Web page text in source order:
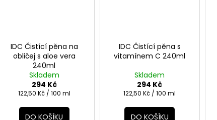
IDC Čistící pěna na
obličej s aloe vera
240ml
Skladem
294 Kč
Měrná
122,50 Kč / 100 ml
DO KOŠÍKU
IDC Čistící pěna s
vitamínem C 240ml
Skladem
294 Kč
Měrná
122,50 Kč / 100 ml
DO KOŠÍKU